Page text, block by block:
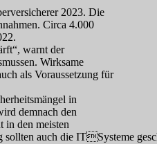
2023. Die
Circa 4.000
warnt der
Wirksame
als Voraussetzung für
in
demnach den
in den meisten
auch die ITSysteme